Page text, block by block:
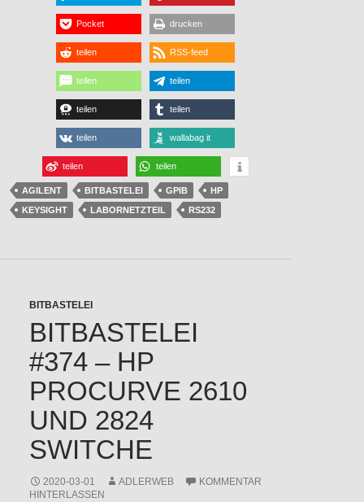
Pocket drucken
teilen RSS-feed
teilen teilen
teilen teilen
teilen wallabag it
teilen teilen
AGILENT BITBASTELEI GPIB
HP
KEYSIGHT
LABORNETZTEIL RS232
BITBASTELEI
BITBASTELEI
#374 – HP
PROCURVE 2610
UND 2824
SWITCHE
2020-03-01 ADLERWEB
KOMMENTAR
HINTERLASSEN